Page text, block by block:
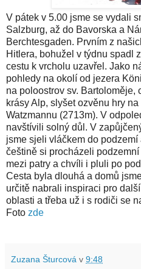
V pátek v 5.00 jsme se vydali
Salzburg, až do Bavorska a
Berchtesgaden. Prvním z
Hitlera, bohužel v týdnu spadl
cestu k vrcholu uzavřel. Jako
pohledy na okolí od jezera
na poloostrov sv. Bartoloměje,
krásy Alp, slyšet ozvěnu hry
Watzmannu (2713m). V
navštívili solný důl. V
jsme sjeli vláčkem do
češtině si procházeli
mezi patry a chvíli i pluli po
Cesta byla dlouhá a domů
určitě nabrali inspiraci pro
oblasti a třeba už i s rodiči se
Foto zde
Zuzana Šturcová v 9:48